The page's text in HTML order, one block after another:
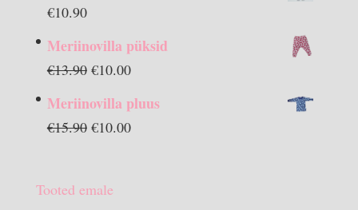
€10.90
Meriinovilla püksid
€13.90 Algne
€10.00Praegune
on:
Meriinovilla pluus
€15.90 Algne
€15.90.
€10.00Praegune
Tooted emale